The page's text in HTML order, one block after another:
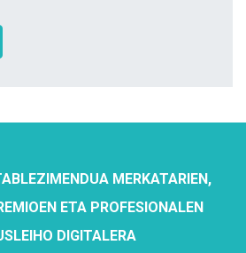
MERKATARIEN,
ETA PROFESIONALEN
DIGITALERA